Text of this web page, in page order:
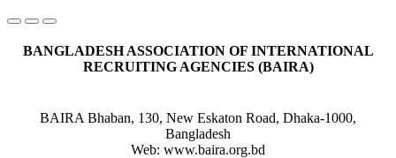
BANGLADESH ASSOCIATION OF INTERNATIONAL
RECRUITING AGENCIES (BAIRA)
BAIRA Bhaban, 130, New Eskaton Road, Dhaka-1000,
Bangladesh
Web: www.baira.org.bd